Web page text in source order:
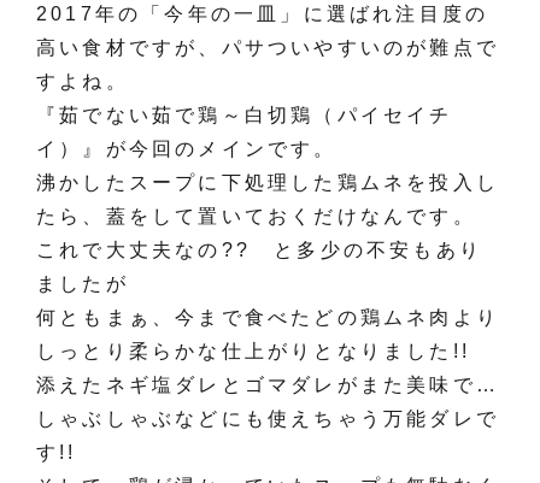
2017年の「今年の一皿」に選ばれ注目度の
高い食材ですが、パサついやすいのが難点で
すよね。
『茹でない茹で鶏～白切鶏（パイセイチ
イ）』が今回のメインです。
沸かしたスープに下処理した鶏ムネを投入し
たら、蓋をして置いておくだけなんです。
これで大丈夫なの?? と多少の不安もあり
ましたが
何ともまぁ、今まで食べたどの鶏ムネ肉より
しっとり柔らかな仕上がりとなりました!!
添えたネギ塩ダレとゴマダレがまた美味で…
しゃぶしゃぶなどにも使えちゃう万能ダレで
す!!